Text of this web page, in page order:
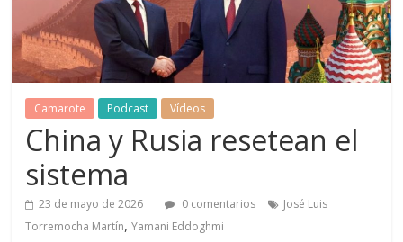
Camarote Podcast Vídeos
China y Rusia resetean el
sistema
23 de mayo de 2026 0 comentarios
José Luis
Torremocha Martín,Yamani Eddoghmi